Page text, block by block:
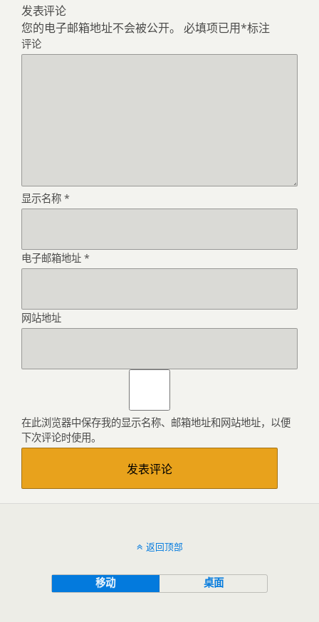
发表评论
您的电子邮箱地址不会被公开。 必填项已用*标注
评论
显示名称 *
电子邮箱地址 *
网站地址
在此浏览器中保存我的显示名称、邮箱地址和网站地址，以便
下次评论时使用。
返回顶部
移动 桌面